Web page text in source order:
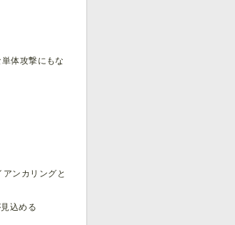
体攻撃にもな
ンカリングと
込める